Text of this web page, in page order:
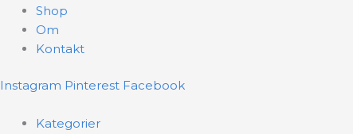
Shop
Om
Kontakt
Instagram Pinterest Facebook
Kategorier